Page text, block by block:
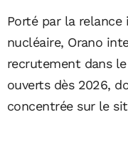
Porté par la
nucléaire, Orano
recrutement dans
ouverts dès 2026,
concentrée sur le